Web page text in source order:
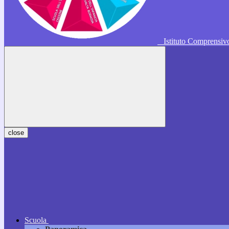
Istituto
close
Scuola